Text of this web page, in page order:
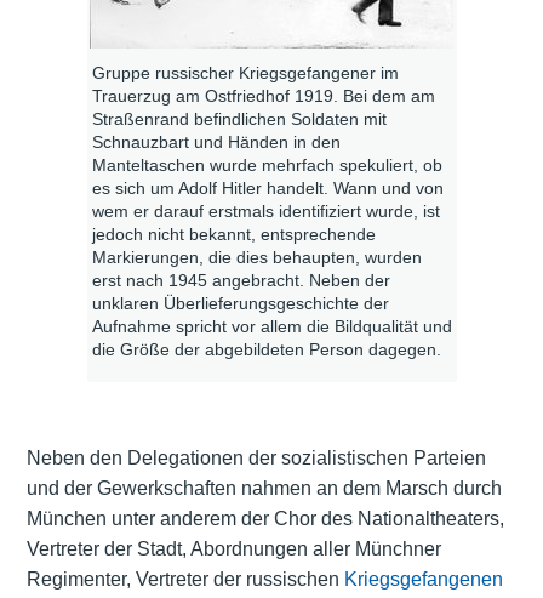
Gruppe russischer Kriegsgefangener im
Trauerzug am Ostfriedhof 1919. Bei dem am
Straßenrand befindlichen Soldaten mit
Schnauzbart und Händen in den
Manteltaschen wurde mehrfach spekuliert, ob
es sich um Adolf Hitler handelt. Wann und von
wem er darauf erstmals identifiziert wurde, ist
jedoch nicht bekannt, entsprechende
Markierungen, die dies behaupten, wurden
erst nach 1945 angebracht. Neben der
unklaren Überlieferungsgeschichte der
Aufnahme spricht vor allem die Bildqualität und
die Größe der abgebildeten Person dagegen.
Neben den Delegationen der sozialistischen Parteien
und der Gewerkschaften nahmen an dem Marsch durch
München unter anderem der Chor des Nationaltheaters,
Vertreter der Stadt, Abordnungen aller Münchner
Regimenter, Vertreter der russischen Kriegsgefangenen